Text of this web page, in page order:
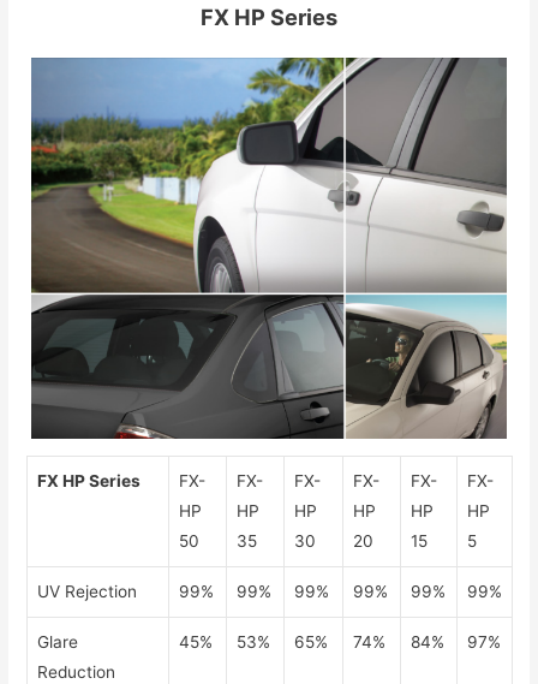
FX HP Series
FX HP Series
FX-
HP
50
FX-
HP
35
FX-
HP
30
FX-
HP
20
FX-
HP
15
FX-
HP
5
UV Rejection 99% 99% 99% 99% 99% 99%
Glare
Reduction
45% 53% 65% 74% 84% 97%